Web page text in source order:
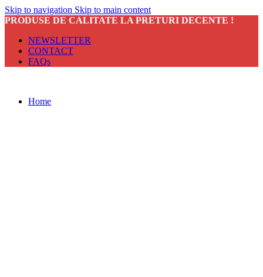
Skip to navigation Skip to main content
PRODUSE DE CALITATE LA PRETURI DECENTE !
NEWSLETTER
CONTACT
FAQs
Home